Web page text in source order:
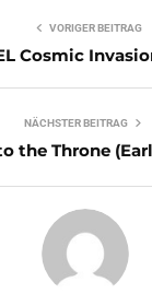
VORIGER BEITRAG
Cosmic
NÄCHSTER BEITRAG
the Throne